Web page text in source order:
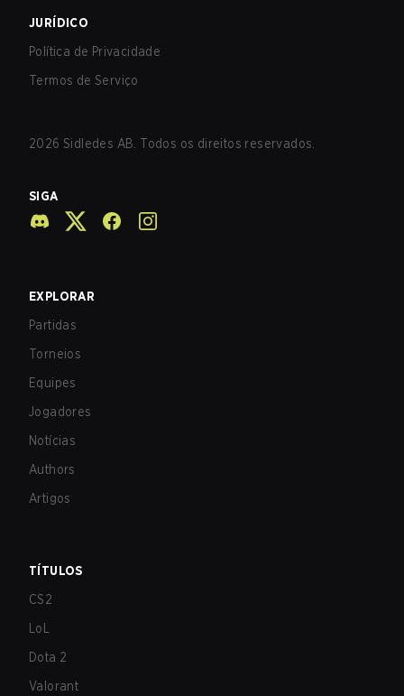
JURÍDICO
Política de Privacidade
Termos de Serviço
2026 Sidledes AB. Todos os direitos reservados.
SIGA
EXPLORAR
Partidas
Torneios
Equipes
Jogadores
Notícias
Authors
Artigos
TÍTULOS
CS2
LoL
Dota 2
Valorant